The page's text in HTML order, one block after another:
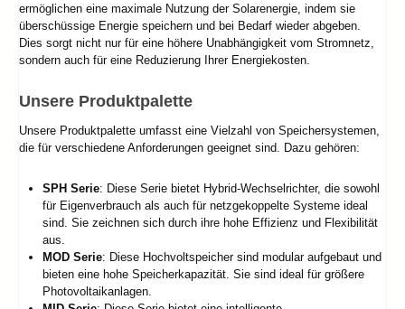
ermöglichen eine maximale Nutzung der Solarenergie, indem sie
überschüssige Energie speichern und bei Bedarf wieder abgeben.
Dies sorgt nicht nur für eine höhere Unabhängigkeit vom Stromnetz,
sondern auch für eine Reduzierung Ihrer Energiekosten.
Unsere Produktpalette
Unsere Produktpalette umfasst eine Vielzahl von Speichersystemen,
die für verschiedene Anforderungen geeignet sind. Dazu gehören:
SPH Serie: Diese Serie bietet Hybrid-Wechselrichter, die sowohl
für Eigenverbrauch als auch für netzgekoppelte Systeme ideal
sind. Sie zeichnen sich durch ihre hohe Effizienz und Flexibilität
aus.
MOD Serie: Diese Hochvoltspeicher sind modular aufgebaut und
bieten eine hohe Speicherkapazität. Sie sind ideal für größere
Photovoltaikanlagen.